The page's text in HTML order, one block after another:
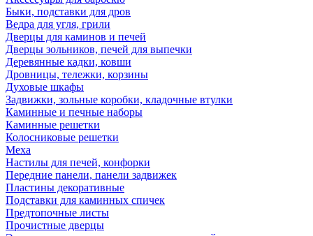
Быки, подставки для дров
Ведра для угля, грили
Дверцы для каминов и печей
Дверцы зольников, печей для выпечки
Деревянные кадки, ковши
Дровницы, тележки, корзины
Духовые шкафы
Задвижки, зольные коробки, кладочные втулки
Каминные и печные наборы
Каминные решетки
Колосниковые решетки
Меха
Настилы для печей, конфорки
Передние панели, панели задвижек
Пластины декоративные
Подставки для каминных спичек
Предтопочные листы
Прочистные дверцы